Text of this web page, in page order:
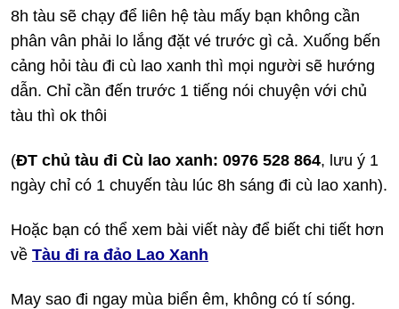
8h tàu sẽ chạy để liên hệ tàu mấy bạn không cần
phân vân phải lo lắng đặt vé trước gì cả. Xuống bến
cảng hỏi tàu đi cù lao xanh thì mọi người sẽ hướng
dẫn. Chỉ cần đến trước 1 tiếng nói chuyện với chủ
tàu thì ok thôi
(ĐT chủ tàu đi Cù lao xanh: 0976 528 864, lưu ý 1
ngày chỉ có 1 chuyến tàu lúc 8h sáng đi cù lao xanh).
Hoặc bạn có thể xem bài viết này để biết chi tiết hơn
về Tàu đi ra đảo Lao Xanh
May sao đi ngay mùa biển êm, không có tí sóng.